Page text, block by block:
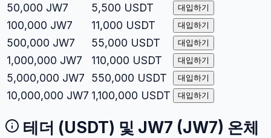
50,000 JW7 5,500 USDT 대입하기
100,000 JW7 11,000 USDT 대입하기
500,000 JW7 55,000 USDT 대입하기
1,000,000 JW7 110,000 USDT 대입하기
5,000,000 JW7 550,000 USDT 대입하기
10,000,000 JW7 1,100,000 USDT 대입하기
테더 (USDT) 및 JW7 (JW7) 온체